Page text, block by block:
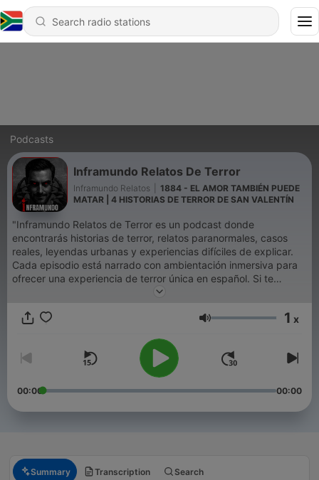
Podcasts
Inframundo Relatos De Terror
Inframundo Relatos
1884 - EL AMOR TAMBIÉN PUEDE
MATAR | 4 HISTORIAS DE TERROR DE SAN VALENTÍN
"Inframundo Relatos de Terror es un podcast donde
encontrarás historias de terror, relatos paranormales, casos
reales, leyendas urbanas y experiencias difíciles de explicar.
Cada episodio está narrado con ambientación inmersiva para
ofrecer una experiencia de terror única en español. Si te
gustan los relatos de miedo, fantasmas, brujas, apariciones,
abandonados, este podcast es para ti. Nuevos episodios cada
de terminar de escucharlas." ✉️ Contacto:
inframundorelatos@gmail.com
Volume 1 x
00:00 00:00
Summary Transcription Search